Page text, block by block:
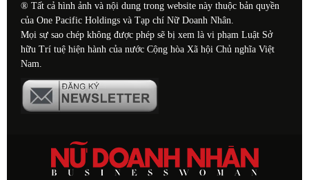
® Tất cả hình ảnh và nội dung trong website này thuộc bản quyền
của One Pacific Holdings và Tạp chí Nữ Doanh Nhân.
Mọi sự sao chép không được phép sẽ bị xem là vi phạm Luật Sở
hữu Trí tuệ hiện hành của nước Cộng hòa Xã hội Chủ nghĩa Việt
Nam.